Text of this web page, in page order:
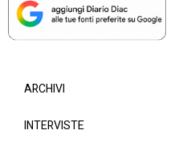
ARCHIVI
INTERVISTE